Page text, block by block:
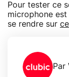
Pour tester ce
microphone
se rendre sur
Par